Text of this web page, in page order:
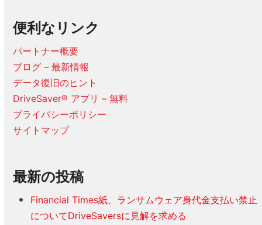
便利なリンク
パートナー概要
ブログ – 最新情報
データ復旧のヒント
DriveSaver® アプリ – 無料
プライバシーポリシー
サイトマップ
最新の投稿
Financial Times紙、ランサムウェア身代金支払い禁止
についてDriveSaversに見解を求める